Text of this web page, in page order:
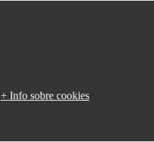
+ Info sobre cookies